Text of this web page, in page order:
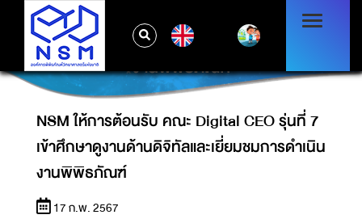
NSM ให้การต้อนรับ คณะ DIGITAL CEO รุ่นที่ 7
เข้าศึกษาดูงานด้านดิจิทัลและเยี่ยมชมการดำเนิน
งานพิพิธภัณฑ์
NSM ให้การต้อนรับ คณะ Digital CEO รุ่นที่ 7
เข้าศึกษาดูงานด้านดิจิทัลและเยี่ยมชมการดำเนิน
งานพิพิธภัณฑ์
17 ก.พ. 2567